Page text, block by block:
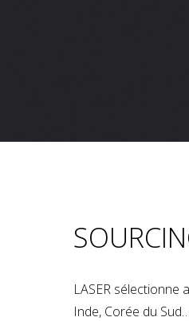
LASER sélectionne
Inde, Corée du